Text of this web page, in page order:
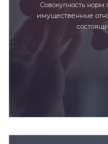
Совокупность
имущественные